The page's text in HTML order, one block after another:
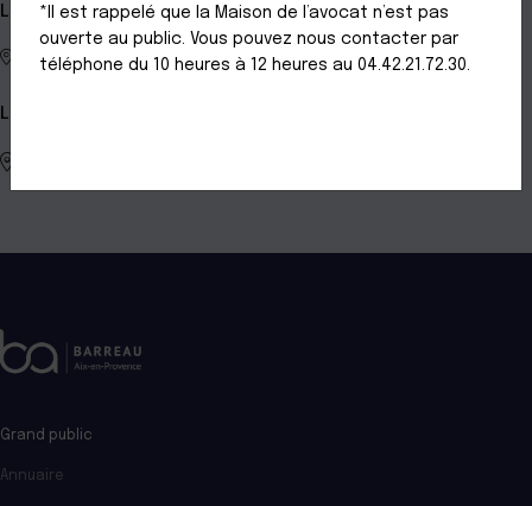
Localisation
4. Rue Anatole France 13100 AIX EN PROVENCE
Localisation secondaire
Grand public
Annuaire
*Il est rappelé que la Maison de l’avocat n’est pas
ouverte au public. Vous pouvez nous contacter par
téléphone du 10 heures à 12 heures au 04.42.21.72.30.